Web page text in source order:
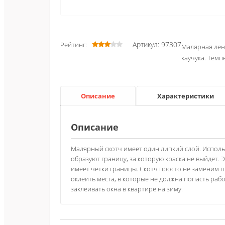
Рейтинг: Артикул: 97307Малярная
каучука.
Описание Характеристики
Описание
Малярный скотч имеет один липкий слой.
образуют границу, за которую краска не
имеет четки границы. Скотч просто не
оклеить места, в которые не должна попасть
заклеивать окна в квартире на зиму.